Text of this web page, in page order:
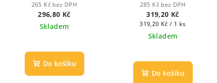
265 Kč bez DPH
296,80 Kč
Skladem
Do košíku
285 Kč bez DPH
319,20 Kč
Měrná
cena:
319,20 Kč / 1 ks
Skladem
Do košíku